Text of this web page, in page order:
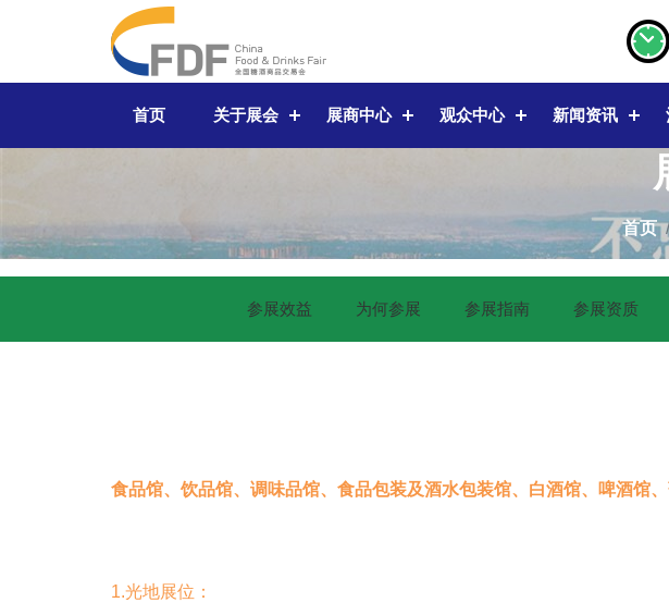
首页 关于展会 展商中心 观众中心 新闻资讯
首页
参展效益 为何参展 参展指南 参展资质
食品馆、饮品馆、调味品馆、食品包装及酒水包装馆、白酒馆、啤酒馆
1.光地展位：